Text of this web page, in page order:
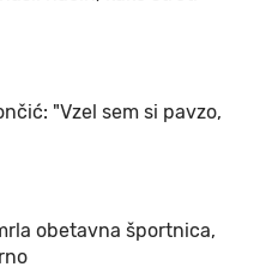
"Vzel sem si pavzo,
obetavna športnica,